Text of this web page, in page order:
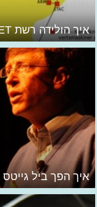
איך הולידה רשת ARPANET את האינטרנט?
איך הפך ביל